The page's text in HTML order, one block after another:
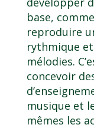
base,
reproduire
rythmique
mélodies.
concevoir
musique et
mêmes les